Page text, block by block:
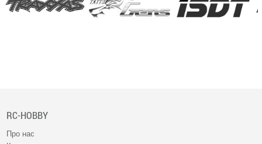
RC-HOBBY
Про нас